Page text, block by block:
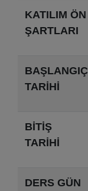
KATILIM ÖN
ŞARTLARI
BAŞLANGIÇ
TARİHİ
BİTİŞ
TARİHİ
DERS GÜN